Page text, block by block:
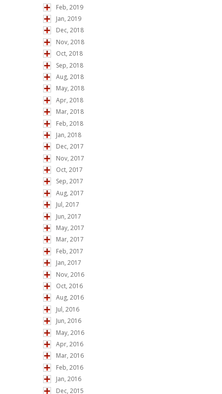
Feb, 2019
Jan, 2019
Dec, 2018
Nov, 2018
Oct, 2018
Sep, 2018
Aug, 2018
May, 2018
Apr, 2018
Mar, 2018
Feb, 2018
Jan, 2018
Dec, 2017
Nov, 2017
Oct, 2017
Sep, 2017
Aug, 2017
Jul, 2017
Jun, 2017
May, 2017
Mar, 2017
Feb, 2017
Jan, 2017
Nov, 2016
Oct, 2016
Aug, 2016
Jul, 2016
Jun, 2016
May, 2016
Apr, 2016
Mar, 2016
Feb, 2016
Jan, 2016
Dec, 2015